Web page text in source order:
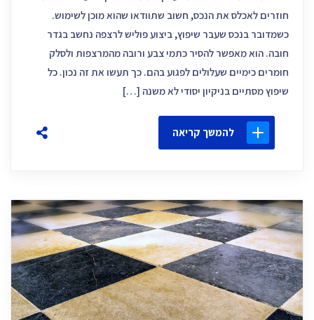
חוזרים לאכלס את הנכס, חשוב שתוודאו שהוא מוכן לשימוש.
כשמדובר בנכס שעבר שיפוץ, ביצוע פוליש לרצפה נחשב בגדר
חובה. הוא מאפשר להסיר כתמי צבע ורובה מהמרצפות ולסלק
חומרים כימיים שעלולים לפגוע בהם. כך תעשו את זה נכון. כל
שיפוץ מסתיים בניקיון יסודי לא משנה […]
להמשך קריאה